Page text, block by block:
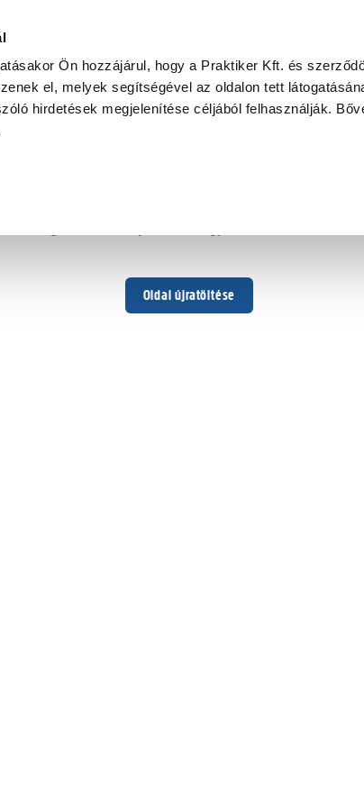
Ön hozzájárul, hogy a Praktiker Kft. és
el, melyek segítségével az oldalon tett
hirdetések megjelenítése céljából felhasználják.
Oldal újratöltése